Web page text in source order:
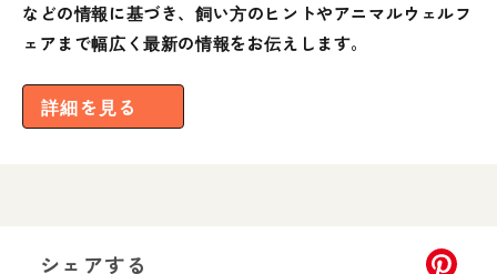
などの情報に基づき、飼い方のヒントやアニマルウェルフ
ェアまで幅広く最新の情報をお伝えします。
詳細を見る
シェアする